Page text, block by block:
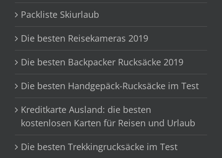
Packliste Skiurlaub
Die besten Reisekameras 2019
Die besten Backpacker Rucksäcke 2019
Die besten Handgepäck-Rucksäcke im Test
Kreditkarte Ausland: die besten
kostenlosen Karten für Reisen und Urlaub
Die besten Trekkingrucksäcke im Test